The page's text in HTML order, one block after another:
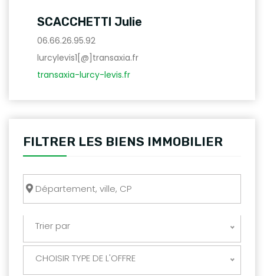
SCACCHETTI Julie
06.66.26.95.92
lurcylevis1[@]transaxia.fr
transaxia-lurcy-levis.fr
FILTRER LES BIENS IMMOBILIER
Trier par
CHOISIR TYPE DE L'OFFRE